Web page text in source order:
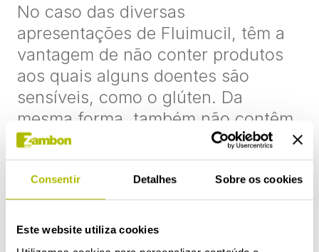
Consentir Detalhes Sobre os cookies
Este website utiliza cookies
No caso das diversas
apresentações de Fluimucil, têm a
vantagem de não conter produtos
aos quais alguns doentes são
sensíveis, como o glúten. Da
mesma forma, também não contêm
açúcar. Portanto, trata-se de uma
opção adequada para a maior parte
das pessoas que procuram alívio
dos sintomas de um processo
catarral ou gripal.